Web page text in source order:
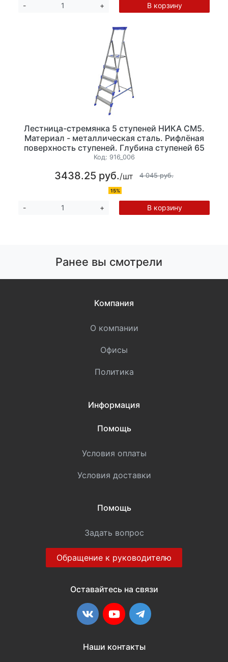
- + В корзину
Лестница-стремянка 5 ступеней НИКА СМ5.
Материал - металлическая сталь. Рифлёная
поверхность ступеней. Глубина ступеней 65
мм, высота 107см. Максимальная нагрузка до
Код: 916_006
3438.25 руб./шт 4 045 руб.
15%
- + В корзину
Ранее вы смотрели
Компания
О компании
Офисы
Политика
Информация
Помощь
Условия оплаты
Условия доставки
Помощь
Задать вопрос
Обращение к руководителю
Оставайтесь на связи
ВКонтакте
YouTubeTelegram
Наши контакты